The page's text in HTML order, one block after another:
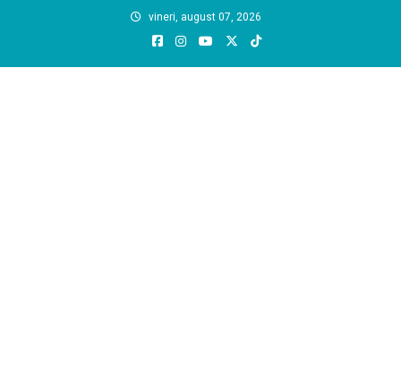
vineri, august 07, 2026